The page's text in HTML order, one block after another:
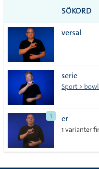
till
alla i
SÖKORD
versal
serie
Sport >
1 er
1 varianter